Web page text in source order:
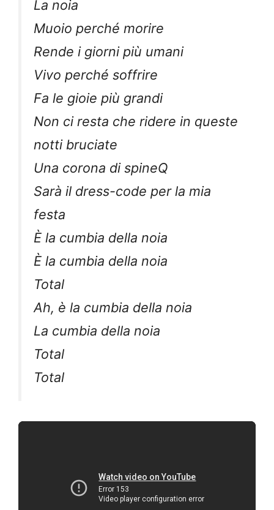
La noia
Muoio perché morire
Rende i giorni più umani
Vivo perché soffrire
Fa le gioie più grandi
Non ci resta che ridere in queste
notti bruciate
Una corona di spineQ
Sarà il dress-code per la mia
festa
È la cumbia della noia
È la cumbia della noia
Total
Ah, è la cumbia della noia
La cumbia della noia
Total
Total